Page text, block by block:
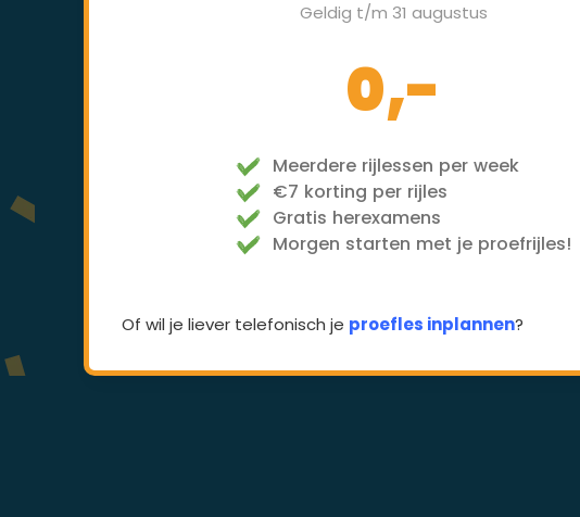
Geldig t/m 31 augustus
0,-
Meerdere rijlessen per week
€7 korting per rijles
Gratis herexamens
Morgen starten met je proefrijles!
Of wil je liever telefonisch je proefles inplannen?